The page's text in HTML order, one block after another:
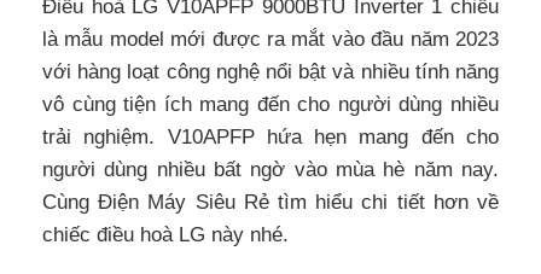
Điều hoà LG V10APFP 9000BTU Inverter 1 chiều
là mẫu model mới được ra mắt vào đầu năm 2023
với hàng loạt công nghệ nổi bật và nhiều tính năng
vô cùng tiện ích mang đến cho người dùng nhiều
trải nghiệm. V10APFP hứa hẹn mang đến cho
người dùng nhiều bất ngờ vào mùa hè năm nay.
Cùng Điện Máy Siêu Rẻ tìm hiểu chi tiết hơn về
chiếc điều hoà LG này nhé.